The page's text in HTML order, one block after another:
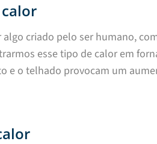
criado pelo ser humano,
esse tipo de calor em
e o telhado provocam um